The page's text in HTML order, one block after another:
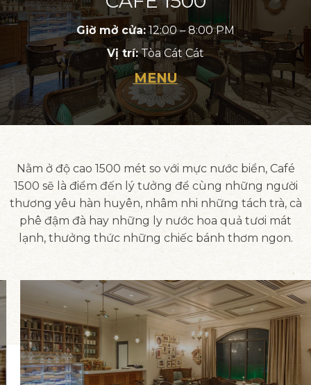
Giờ mở cửa:12:00 – 8:00 PM
Vị trí:Tòa Cát Cát
MENU
Nằm ở độ cao 1500 mét so với mực nước biển, Café
1500 sẽ là điểm đến lý tưởng để cùng những người
thương yêu hàn huyên, nhâm nhi những tách trà, cà
phê đậm đà hay những ly nước hoa quả tươi mát
lạnh, thưởng thức những chiếc bánh thơm ngon.